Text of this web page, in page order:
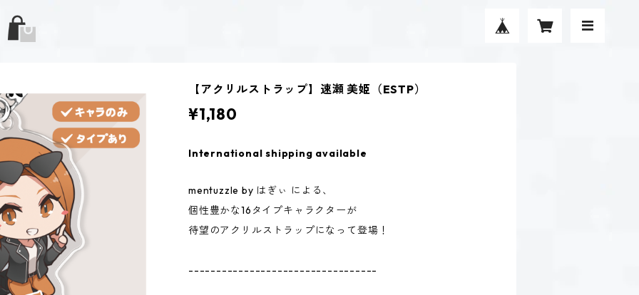
【アクリルストラップ】速瀬 美姫（ESTP）
¥1,180
International shipping available
mentuzzle by はぎぃ による、
個性豊かな16タイプキャラクターが
待望のアクリルストラップになって登場！
----------------------------------